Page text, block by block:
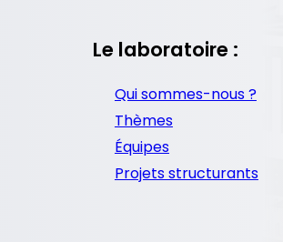
Le laboratoire :
Qui sommes-nous ?
Thèmes
Équipes
Projets structurants